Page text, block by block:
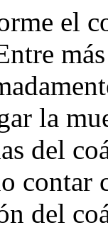
el
la
del
contar
del